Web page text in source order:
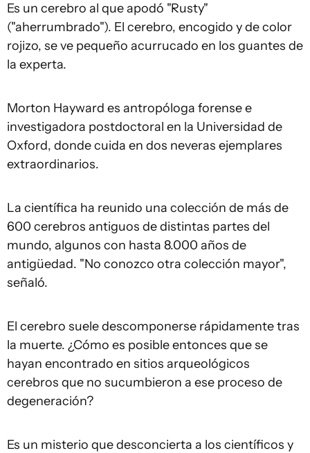
Es un cerebro al que apodó "Rusty"
("aherrumbrado"). El cerebro, encogido y de color
rojizo, se ve pequeño acurrucado en los guantes de
la experta.
Morton Hayward es antropóloga forense e
investigadora postdoctoral en la Universidad de
Oxford, donde cuida en dos neveras ejemplares
extraordinarios.
La científica ha reunido una colección de más de
600 cerebros antiguos de distintas partes del
mundo, algunos con hasta 8.000 años de
antigüedad. "No conozco otra colección mayor",
señaló.
El cerebro suele descomponerse rápidamente tras
la muerte. ¿Cómo es posible entonces que se
hayan encontrado en sitios arqueológicos
cerebros que no sucumbieron a ese proceso de
degeneración?
Es un misterio que desconcierta a los científicos y